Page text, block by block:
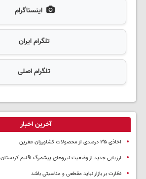
اینستاگرام
تلگرام ایران
تلگرام اصلی
آخرین اخبار
اخاذی ۳۵ درصدی از محصولات کشاورزان عفرین
ارزیابی جدید از وضعیت نیروهای پیشمرگ اقلیم کردستان
نظارت بر بازار نباید مقطعی و مناسبتی باشد